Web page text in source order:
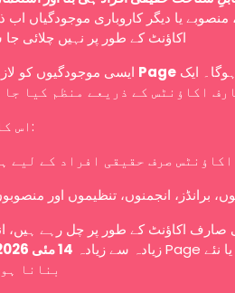
منصوبے یا دیگر کاروباری موجودگیاں
اکاؤنٹ کے طور پر نہیں چلائی
Page
اکاؤنٹس کے ذریعے منظم کیا جا
اس کا مطلب ہے:
صرف حقیقی افراد کے لیے
صارف اکاؤنٹ کے طور پر چل رہے ہیں،
زیادہ سے زیادہ 14 مئی 2026
بنانا